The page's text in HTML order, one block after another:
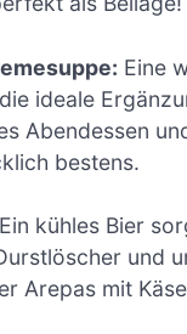
Eine
ideale
Abendessen
bestens.
Ein kühles Bier
und
Arepas mit